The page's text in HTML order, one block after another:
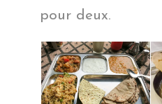
pour deux.